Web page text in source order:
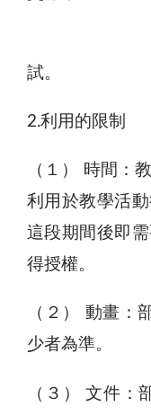
Ｃ、個
試。
2.利用的限制
（１） 時間：
利用於教學活
這段期間後即
得授權。
（２） 動畫：
少者為準。
（３） 文件：